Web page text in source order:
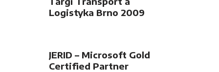
Logistyka Brno 2009
JERID – Microsoft Gold
Certified Partner